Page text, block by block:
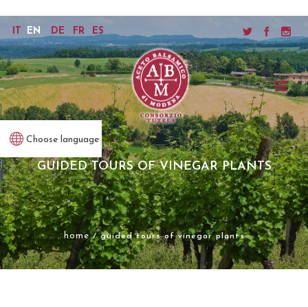
Choose language
GUIDED TOURS OF VINEGAR PLANTS
home/ guided tours of vinegar plants
IT EN DE FR ES